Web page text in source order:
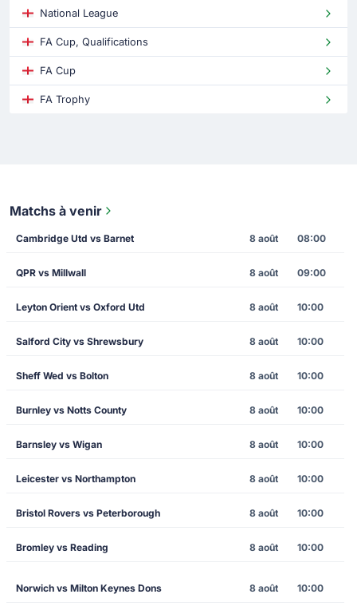
National League
FA Cup, Qualifications
FA Cup
FA Trophy
Matchs à venir
Cambridge Utd vs Barnet 8 août 08:00
QPR vs Millwall 8 août 09:00
Leyton Orient vs Oxford Utd 8 août 10:00
Salford City vs Shrewsbury 8 août 10:00
Sheff Wed vs Bolton 8 août 10:00
Burnley vs Notts County 8 août 10:00
Barnsley vs Wigan 8 août 10:00
Leicester vs Northampton 8 août 10:00
Bristol Rovers vs Peterborough 8 août 10:00
Bromley vs Reading 8 août 10:00
Norwich vs Milton Keynes Dons 8 août 10:00